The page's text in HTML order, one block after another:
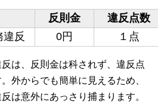
反則金
違反点数
違反
0円 １点
は、反則金は科されず、違反点
外からでも簡単に見えるため、
は意外にあっさり捕まります。